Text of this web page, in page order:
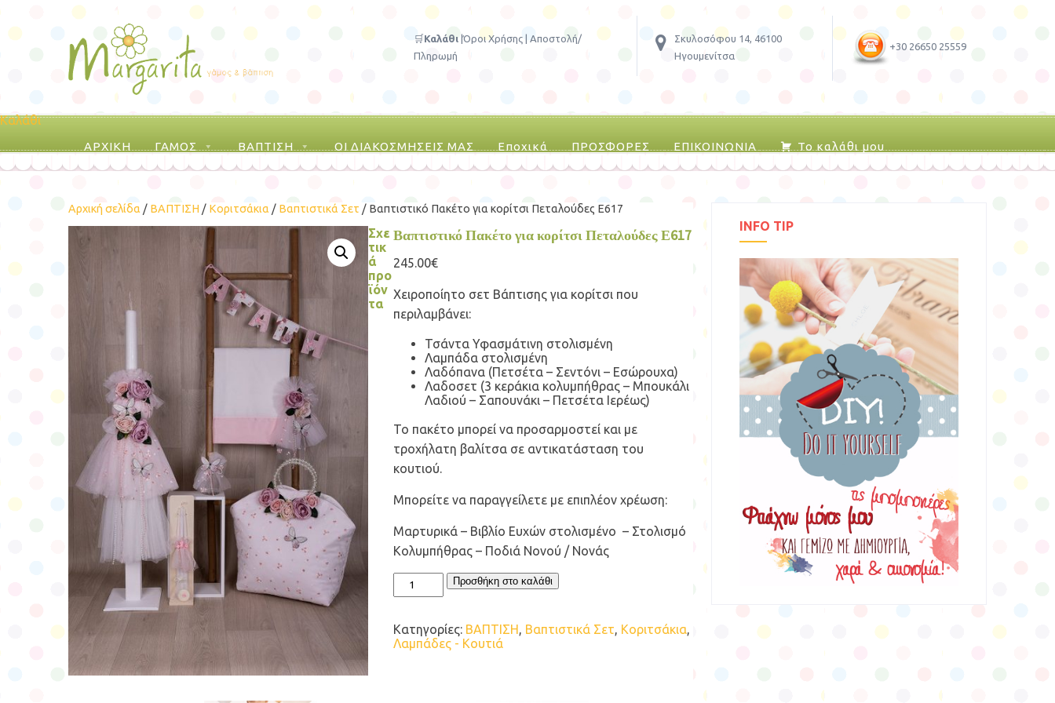
🛒Καλάθι |Όροι Χρήσης
Αποστολή/
Πληρωμή
Σκυλοσόφου 14, 46100
Ηγουμενίτσα
+30 26650 25559
Καλάθι
ΑΡΧΙΚΗ ΓΑΜΟΣ ΒΑΠΤΙΣΗ ΟΙ ΔΙΑΚΟΣΜΗΣΕΙΣ ΜΑΣ Εποχικά ΠΡΟΣΦΟΡΕΣ ΕΠΙΚΟΙΝΩΝΙΑ Το καλάθι μου
Αρχική σελίδα / ΒΑΠΤΙΣΗ / Κοριτσάκια / Βαπτιστικά Σετ / Βαπτιστικό Πακέτο για κορίτσι Πεταλούδες Ε617
Βαπτιστικό Πακέτο για κορίτσι Πεταλούδες Ε617
245.00€
Χειροποίητο σετ Βάπτισης για κορίτσι που
περιλαμβάνει:
Τσάντα Υφασμάτινη στολισμένη
Λαμπάδα στολισμένη
Λαδόπανα (Πετσέτα – Σεντόνι – Εσώρουχα)
Λαδοσετ (3 κεράκια κολυμπήθρας – Μπουκάλι
Λαδιού – Σαπουνάκι – Πετσέτα Ιερέως)
Το πακέτο μπορεί να προσαρμοστεί και με
τροχήλατη βαλίτσα σε αντικατάσταση του
κουτιού.
Μπορείτε να παραγγείλετε με επιπλέον χρέωση:
Μαρτυρικά – Βιβλίο Ευχών στολισμένο – Στολισμό
Κολυμπήθρας – Ποδιά Νονού / Νονάς
Βαπτιστικό
Πακέτο
κορίτσι
Πεταλούδες
Ε617
Προσθήκη στο καλάθι
Κατηγορίες: ΒΑΠΤΙΣΗ , Βαπτιστικά Σετ, Κοριτσάκια,
Λαμπάδες - Κουτιά
Σχε
τικ
ά
προ
ϊόν
τα
INFO TIP